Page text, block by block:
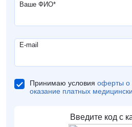
Ваше ФИО*
E-mail
Принимаю условия оферты о
оказание платных